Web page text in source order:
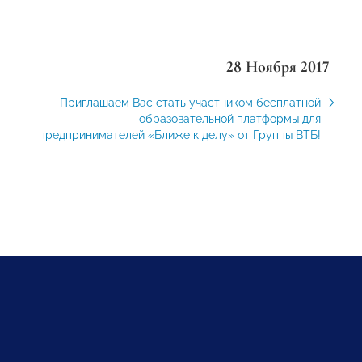
28 Ноября 2017
Приглашаем Вас стать участником бесплатной
образовательной платформы для
предпринимателей «Ближе к делу» от Группы ВТБ!